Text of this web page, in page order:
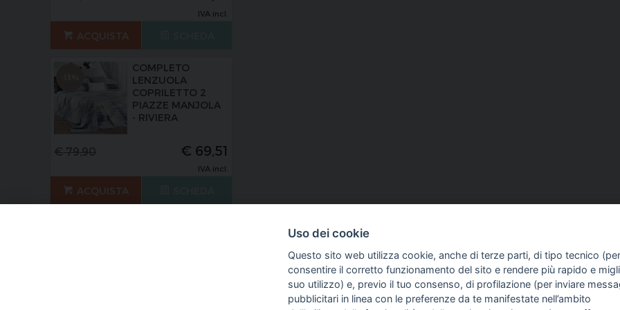
IVA incl.
ACQUISTA
COMPLETO
LENZUOLA
COPRILETTO 2
PIAZZE MANJOLA
- RIVIERA
€ 69,51
IVA incl.
ACQUISTA
Uso dei cookie
Questo sito web utilizza cookie, anche di terze parti, di tipo tecnico (per
consentire il corretto funzionamento del sito e rendere più rapido e
suo utilizzo) e, previo il tuo consenso, di profilazione (per inviare
pubblicitari in linea con le preferenze da te manifestate nell’ambito